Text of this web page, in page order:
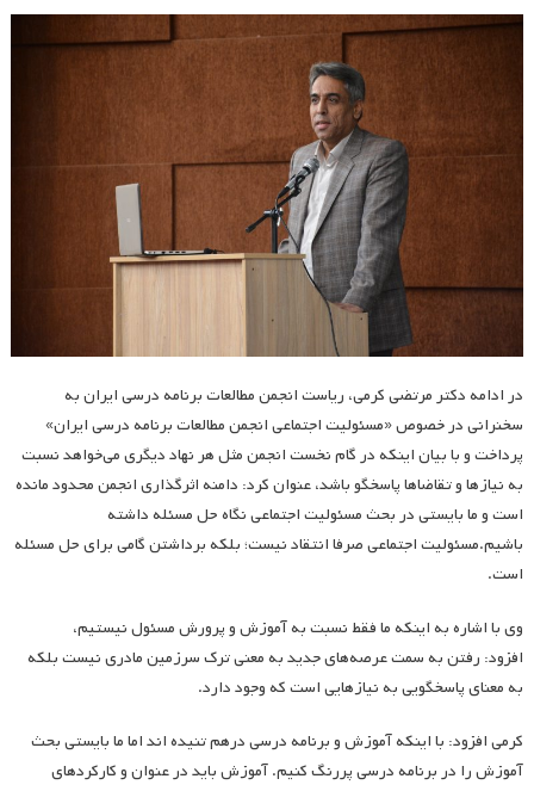
در ادامه دکتر مرتضی کرمی، ریاست انجمن مطالعات برنامه درسی ایران به
سخنرانی در خصوص «مسئولیت اجتماعی انجمن مطالعات برنامه درسی ایران»
پرداخت و با بیان اینکه در گام نخست انجمن مثل هر نهاد دیگری می‌خواهد نسبت
به نیازها و تقاضاها پاسخگو باشد، عنوان کرد: دامنه اثرگذاری انجمن محدود مانده
است و ما بایستی در بحث مسئولیت اجتماعی نگاه حل مسئله داشته
باشیم.مسئولیت اجتماعی صرفا انتقاد نیست؛ بلکه برداشتن گامی برای حل مسئله
است.
وی با اشاره به اینکه ما فقط نسبت به آموزش و پرورش مسئول نیستیم،
افزود: رفتن به سمت عرصه‌های جدید به معنی ترک سرزمین مادری نیست بلکه
به معنای پاسخگویی به نیازهایی است که وجود دارد.
کرمی افزود: با اینکه آموزش و برنامه درسی درهم تنیده اند اما ما بایستی بحث
آموزش را در برنامه درسی پررنگ کنیم. آموزش باید در عنوان و کارکردهای